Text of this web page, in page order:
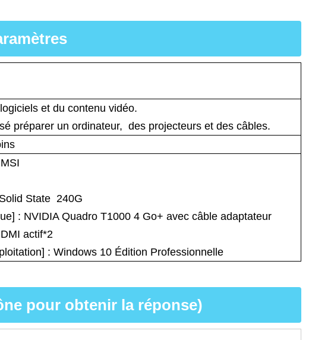
et du contenu vidéo.
préparer un ordinateur, des projecteurs et des câbles.
State 240G
: NVIDIA Quadro T1000 4 Go+ avec câble adaptateur
actif*2
: Windows 10 Édition Professionnelle
pour obtenir la réponse)